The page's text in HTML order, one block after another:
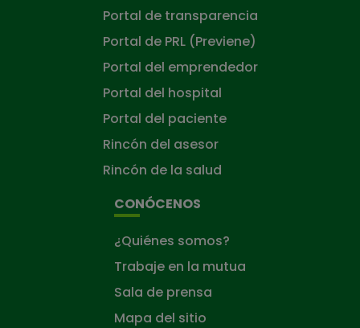
Portal de transparencia
Portal de PRL (Previene)
Portal del emprendedor
Portal del hospital
Portal del paciente
Rincón del asesor
Rincón de la salud
CONÓCENOS
¿Quiénes somos?
Trabaje en la mutua
Sala de prensa
Mapa del sitio